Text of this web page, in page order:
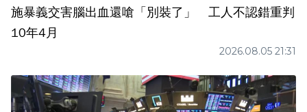
施暴義交害腦出血還嗆「別裝了」 工人不認錯重判
10年4月
2026.08.05 21:31